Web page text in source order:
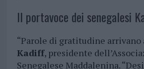
Il portavoce dei senegalesi
“Parole di gratitudine arrivano
Kadiff, presidente
Senegalese Maddalenina.